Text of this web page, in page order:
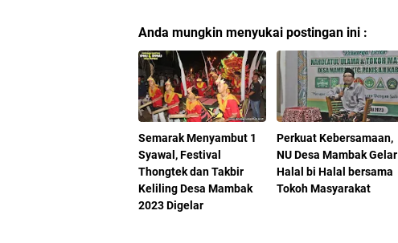
Anda mungkin menyukai postingan ini :
Semarak Menyambut 1
Syawal, Festival
Thongtek dan Takbir
Keliling Desa Mambak
2023 Digelar
Perkuat Kebersamaan,
NU Desa Mambak Gelar
Halal bi Halal bersama
Tokoh Masyarakat